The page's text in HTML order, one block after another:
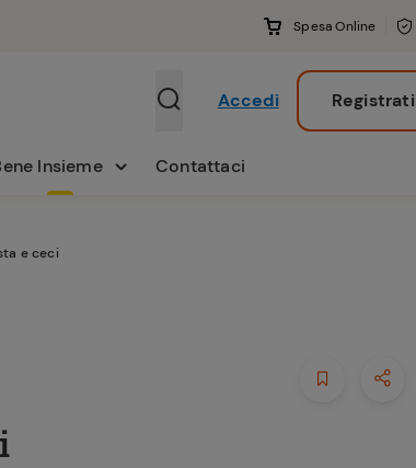
Spesa Online
Accedi Registrati
Insieme Contattaci
e ceci